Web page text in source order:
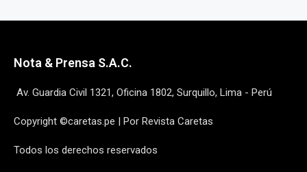
Nota & Prensa S.A.C.
Av. Guardia Civil 1321, Oficina 1802, Surquillo, Lima - Perú
Copyright ©caretas.pe | Por Revista Caretas
Todos los derechos reservados